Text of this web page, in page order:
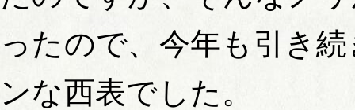
ったので、今年も引き
ンな西表でした。